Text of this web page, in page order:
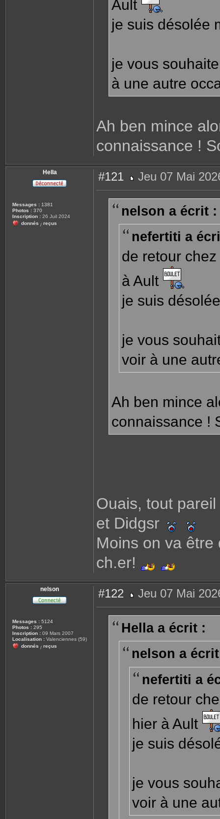
Ault
je suis désolée
je vous
à une autre
Ah ben mince
connaissance !
Hella
Messages : 1381
Photos : 370
Inscription : 26 Juil 2024
donnés / reçus
#121
e
g
Jeu 07 Mai
nelson a écrit :
nefertiti a
de retour
à Ault
je suis
je vous
voir à une
Ah ben mince
connaissance !
Ouais, tout
et Didgsr
Moins on va
ch.er!
nelson
Messages : 5124
Photos : 295
Inscription : 09 Mars 2007
Localisation : Valenciennes (59)
donnés / reçus
#122
e
g
Jeu 07 Mai
Hella a écrit :
nelson a
nefertiti a
de retour
hier à Ault
je suis
je vous
voir à une